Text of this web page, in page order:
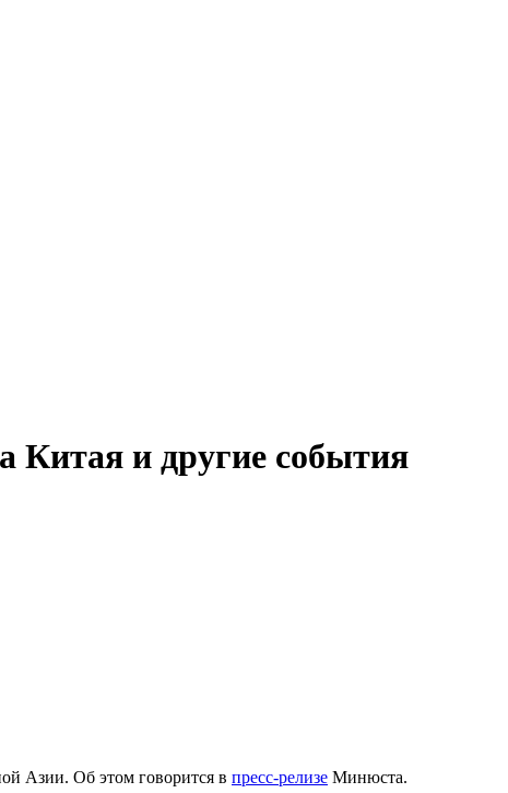
и другие события
Азии. Об этом говорится в пресс-релизе Минюста.